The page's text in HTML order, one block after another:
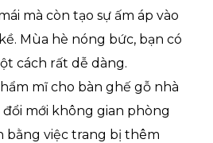
mà còn tạo sự ấm áp vào
Mùa hè nóng bức, bạn có
cách rất dễ dàng.
mĩ cho bàn ghế gỗ nhà
đổi mới không gian phòng
bằng việc trang bị thêm